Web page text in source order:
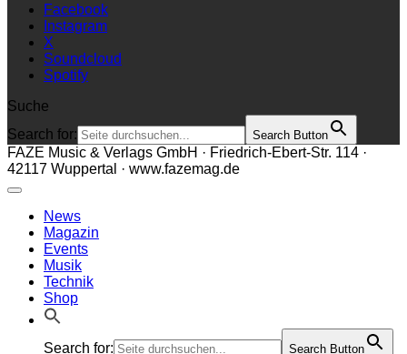
Facebook
Instagram
X
Soundcloud
Spotify
Suche
Search for:
Search Button
FAZE Music & Verlags GmbH · Friedrich-Ebert-Str. 114 ·
42117 Wuppertal · www.fazemag.de
News
Magazin
Events
Musik
Technik
Shop
Search for: Search Button